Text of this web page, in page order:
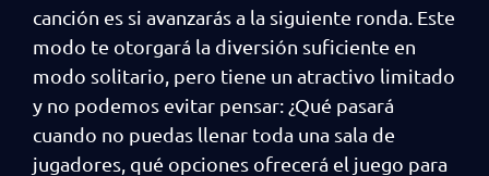
canción es si avanzarás a la siguiente ronda. Este
modo te otorgará la diversión suficiente en
modo solitario, pero tiene un atractivo limitado
y no podemos evitar pensar: ¿Qué pasará
cuando no puedas llenar toda una sala de
jugadores, qué opciones ofrecerá el juego para